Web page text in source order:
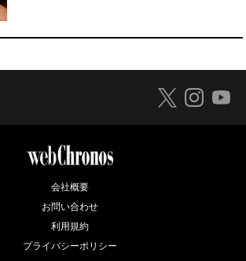
会社概要
お問い合わせ
利用規約
プライバシーポリシー